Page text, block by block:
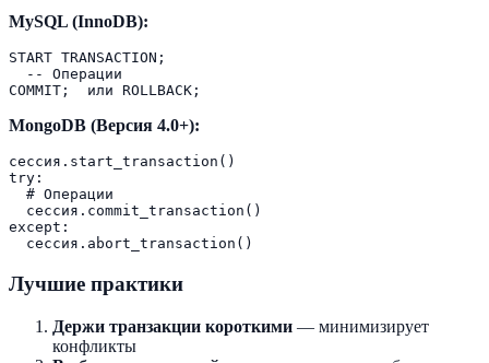
MySQL (InnoDB):
START TRANSACTION;
  -- Операции
MongoDB (Версия 4.0+):
сессия.start_transaction()
try:
  # Операции
  сессия.commit_transaction()
except:
Лучшие практики
Держи транзакции короткими — минимизирует
конфликты